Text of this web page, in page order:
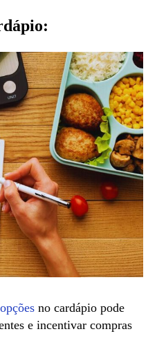
no cardápio pode
e incentivar compras